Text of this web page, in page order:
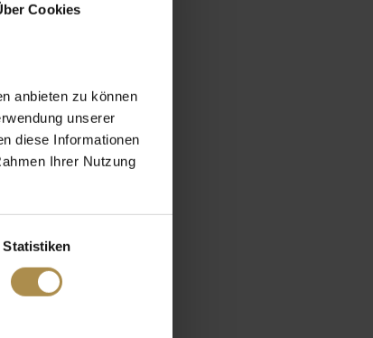
Cookies
anbieten zu können
unserer
diese Informationen
Ihrer Nutzung
Statistiken